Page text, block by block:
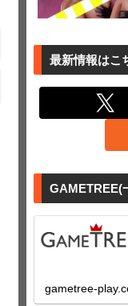
最新情報はこ
GAMETREE(
gametree-